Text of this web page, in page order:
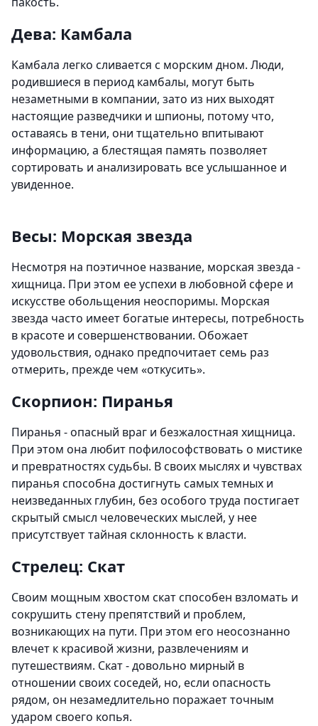
Дева: Камбала
Камбала легко сливается с морским дном. Люди,
родившиеся в период камбалы, могут быть
незаметными в компании, зато из них выходят
настоящие разведчики и шпионы, потому что,
оставаясь в тени, они тщательно впитывают
информацию, а блестящая память позволяет
сортировать и анализировать все услышанное и
увиденное.
Весы: Морская звезда
Несмотря на поэтичное название, морская звезда -
хищница. При этом ее успехи в любовной сфере и
искусстве обольщения неоспоримы. Морская
звезда часто имеет богатые интересы, потребность
в красоте и совершенствовании. Обожает
удовольствия, однако предпочитает семь раз
отмерить, прежде чем «откусить».
Скорпион: Пиранья
Пиранья - опасный враг и безжалостная хищница.
При этом она любит пофилософствовать о мистике
и превратностях судьбы. В своих мыслях и чувствах
пиранья способна достигнуть самых темных и
неизведанных глубин, без особого труда постигает
скрытый смысл человеческих мыслей, у нее
присутствует тайная склонность к власти.
Стрелец: Скат
Своим мощным хвостом скат способен взломать и
сокрушить стену препятствий и проблем,
возникающих на пути. При этом его неосознанно
влечет к красивой жизни, развлечениям и
путешествиям. Скат - довольно мирный в
отношении своих соседей, но, если опасность
рядом, он незамедлительно поражает точным
ударом своего копья.